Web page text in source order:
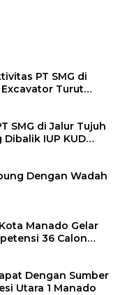
PT SMG di
Turut
SMG di Jalur Tujuh
IUP KUD
Dengan Wadah
Manado Gelar
36 Calon
Dengan Sumber
Utara 1 Manado